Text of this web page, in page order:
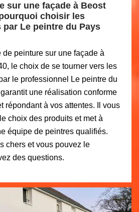
sur une façade à Beost
choisir les
Le peintre du Pays
de peinture sur une façade à
le choix de se tourner vers les
le professionnel Le peintre du
une réalisation conforme
répondant à vos attentes. Il vous
choix des produits et met à
équipe de peintres qualifiés.
chers et vous pouvez le
des questions.